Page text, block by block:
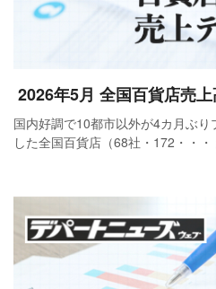
2026年5月 全国百貨店売
国内好調で10都市以外が4カ月ぶ
した全国百貨店（68社・172・・・